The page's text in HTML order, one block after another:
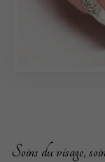
Soins du visage,